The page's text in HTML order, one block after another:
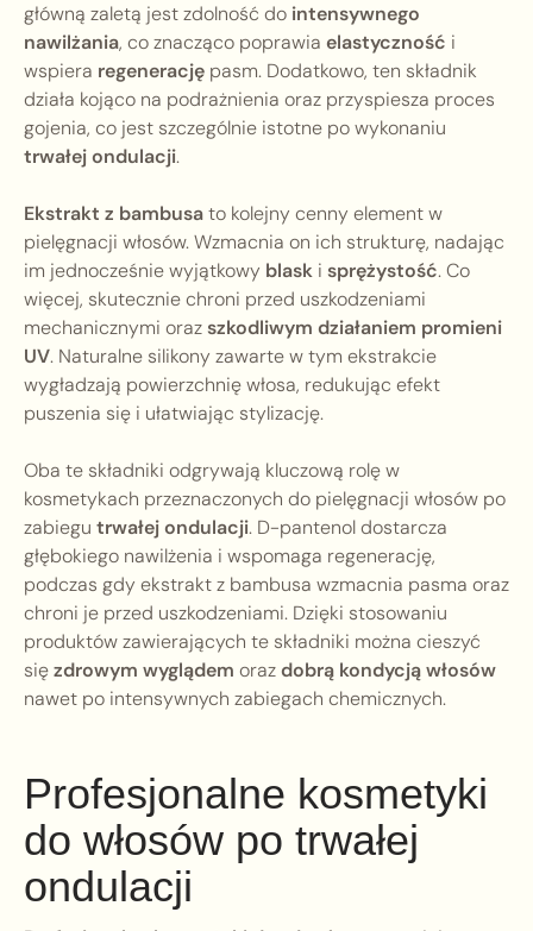
główną zaletą jest zdolność do intensywnego
nawilżania, co znacząco poprawia elastyczność i
wspiera regenerację pasm. Dodatkowo, ten składnik
działa kojąco na podrażnienia oraz przyspiesza proces
gojenia, co jest szczególnie istotne po wykonaniu
trwałej ondulacji.
Ekstrakt z bambusato kolejny cenny element w
pielęgnacji włosów. Wzmacnia on ich strukturę, nadając
im jednocześnie wyjątkowy blask i sprężystość. Co
więcej, skutecznie chroni przed uszkodzeniami
mechanicznymi orazszkodliwym działaniem promieni
UV. Naturalne silikony zawarte w tym ekstrakcie
wygładzają powierzchnię włosa, redukując efekt
puszenia się i ułatwiając stylizację.
Oba te składniki odgrywają kluczową rolę w
kosmetykach przeznaczonych do pielęgnacji włosów po
zabiegu trwałej ondulacji. D-pantenol dostarcza
głębokiego nawilżenia i wspomaga regenerację,
podczas gdy ekstrakt z bambusa wzmacnia pasma oraz
chroni je przed uszkodzeniami. Dzięki stosowaniu
produktów zawierających te składniki można cieszyć
sięzdrowym wyglądem orazdobrą kondycją włosów
nawet po intensywnych zabiegach chemicznych.
Profesjonalne kosmetyki
do włosów po trwałej
ondulacji